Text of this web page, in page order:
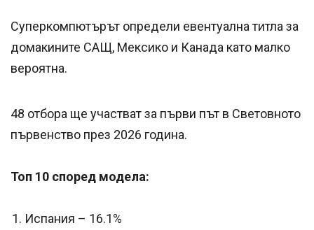
Суперкомпютърът определи евентуална титла за
домакините САЩ, Мексико и Канада като малко
вероятна.
48 отбора ще участват за първи път в Световното
първенство през 2026 година.
Топ 10 според модела:
Испания – 16.1%